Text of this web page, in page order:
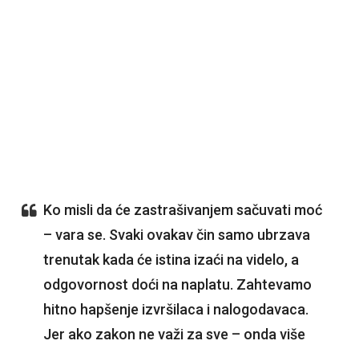
Ko misli da će zastrašivanjem sačuvati moć
– vara se. Svaki ovakav čin samo ubrzava
trenutak kada će istina izaći na videlo, a
odgovornost doći na naplatu. Zahtevamo
hitno hapšenje izvršilaca i nalogodavaca.
Jer ako zakon ne važi za sve – onda više